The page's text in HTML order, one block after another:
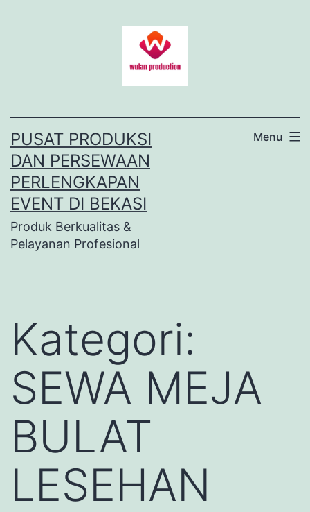
PUSAT PRODUKSI
DAN PERSEWAAN
PERLENGKAPAN
EVENT DI BEKASI
Produk Berkualitas &
Pelayanan Profesional
Menu
Kategori:
SEWA MEJA
BULAT
LESEHAN